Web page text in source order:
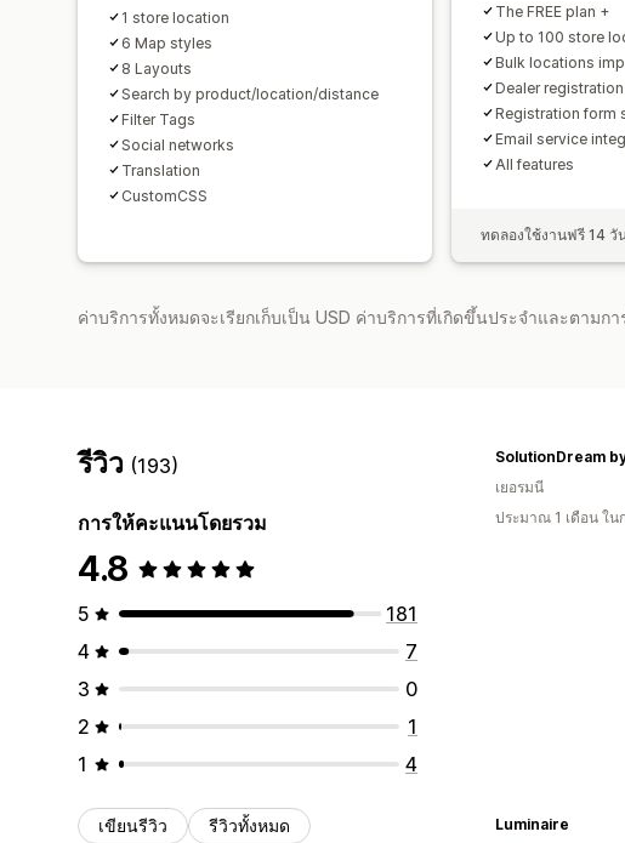
1 store location
6 Map styles
8 Layouts
Search by product/location/distance
Filter Tags
Social networks
Translation
CustomCSS
The FREE plan +
Up to 100 store
Bulk locations
Dealer
Registration form
Email service
All features
ทดลองใช้งานฟรี 14 วั
ค่าบริการทั้งหมดจะเรียกเก็บเป็น USD ค่าบริการที่เกิดขึ้นประจำและตามกา
รีวิว (193)
การให้คะแนนโดยรวม
4.8
5
181
4
7
3
0
2
1
1
4
เขียนรีวิว รีวิวทั้งหมด
SolutionDream
เยอรมนี
ประมาณ 1 เดือน ใน
Luminaire